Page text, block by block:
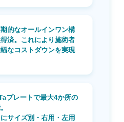
的なオールインワン構
済。これにより施術者
なコストダウンを実現
プレートで最大4か所の
サイズ別・右用・左用